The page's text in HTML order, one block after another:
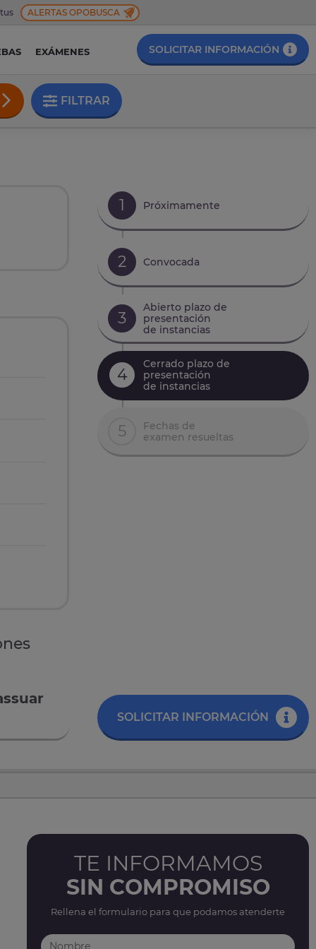
ALERTAS OPOBUSCA
EXÁMENES SOLICITAR INFORMACIÓN
FILTRAR
1 Próximamente
2 Convocada
3
Abierto plazo de
presentación
de instancias
4
Cerrado plazo de
presentación
de instancias
5
Fechas de
examen resueltas
SOLICITAR INFORMACIÓN
TE INFORMAMOS
SIN COMPROMISO
Rellena el formulario para que podamos atenderte